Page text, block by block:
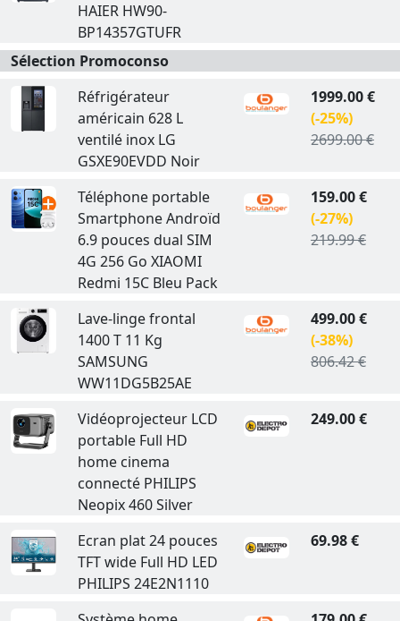
HAIER HW90-
BP14357GTUFR
Sélection Promoconso
Réfrigérateur
américain 628 L
ventilé inox LG
GSXE90EVDD Noir
1999.00 €
(-25%)
2699.00 €
Téléphone portable
Smartphone Androïd
6.9 pouces dual SIM
4G 256 Go XIAOMI
Redmi 15C Bleu Pack
159.00 €
(-27%)
219.99 €
Lave-linge frontal
1400 T 11 Kg
SAMSUNG
WW11DG5B25AE
499.00 €
(-38%)
806.42 €
Vidéoprojecteur LCD
portable Full HD
home cinema
connecté PHILIPS
Neopix 460 Silver
249.00 €
Ecran plat 24 pouces
TFT wide Full HD LED
PHILIPS 24E2N1110
69.98 €